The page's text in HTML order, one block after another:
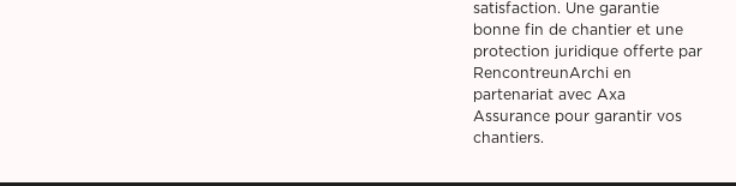
satisfaction. Une garantie
bonne fin de chantier et une
protection juridique offerte par
RencontreunArchi en
partenariat avec Axa
Assurance pour garantir vos
chantiers.